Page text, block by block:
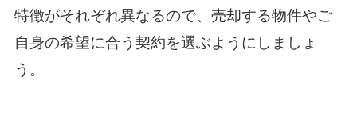
特徴がそれぞれ異なるので、売却する物件やご
自身の希望に合う契約を選ぶようにしましょ
う。